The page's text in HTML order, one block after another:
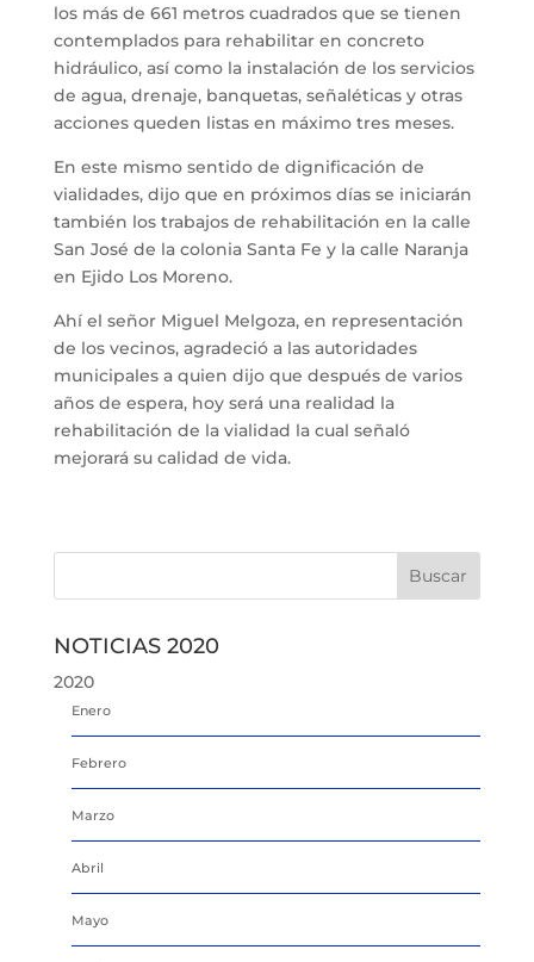
los más de 661 metros cuadrados que se tienen
contemplados para rehabilitar en concreto
hidráulico, así como la instalación de los servicios
de agua, drenaje, banquetas, señaléticas y otras
acciones queden listas en máximo tres meses.
En este mismo sentido de dignificación de
vialidades, dijo que en próximos días se iniciarán
también los trabajos de rehabilitación en la calle
San José de la colonia Santa Fe y la calle Naranja
en Ejido Los Moreno.
Ahí el señor Miguel Melgoza, en representación
de los vecinos, agradeció a las autoridades
municipales a quien dijo que después de varios
años de espera, hoy será una realidad la
rehabilitación de la vialidad la cual señaló
mejorará su calidad de vida.
NOTICIAS 2020
2020
Enero
Febrero
Marzo
Abril
Mayo